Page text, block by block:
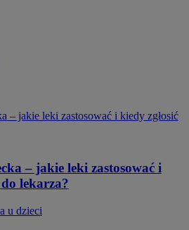
– jakie leki zastosować i
do lekarza?